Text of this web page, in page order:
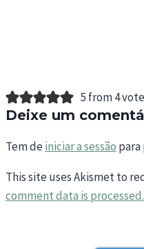
5 from 4
Deixe um
Tem deiniciar a sessão
This site uses Akismet to
comment data is processed.